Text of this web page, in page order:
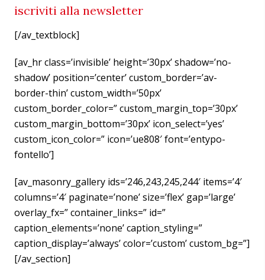
iscriviti alla newsletter
[/av_textblock]
[av_hr class=’invisible’ height=’30px’ shadow=’no-
shadow’ position=’center’ custom_border=’av-
border-thin’ custom_width=’50px’
custom_border_color=” custom_margin_top=’30px’
custom_margin_bottom=’30px’ icon_select=’yes’
custom_icon_color=” icon=’ue808′ font=’entypo-
fontello’]
[av_masonry_gallery ids=’246,243,245,244′ items=’4′
columns=’4′ paginate=’none’ size=’flex’ gap=’large’
overlay_fx=” container_links=” id=”
caption_elements=’none’ caption_styling=”
caption_display=’always’ color=’custom’ custom_bg=”]
[/av_section]